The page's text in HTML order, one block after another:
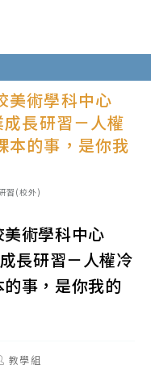
美術學科中心
成長研習－人權
本的事，是你我
習(校外)
術學科中心
長研習－人權冷
事，是你我的
教學組